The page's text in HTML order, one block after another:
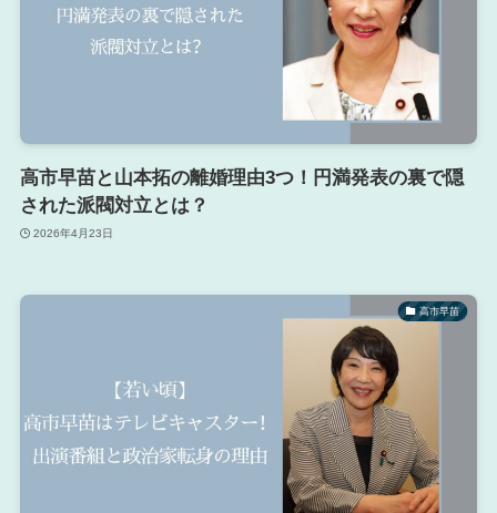
高市早苗と山本拓の離婚理由3つ！円満発表の裏で隠
された派閥対立とは？
2026年4月23日
高市早苗